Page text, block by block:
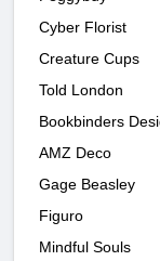
Cyber Florist
Creature Cups
Told London
Bookbinders
AMZ Deco
Gage Beasley
Figuro
Mindful Souls